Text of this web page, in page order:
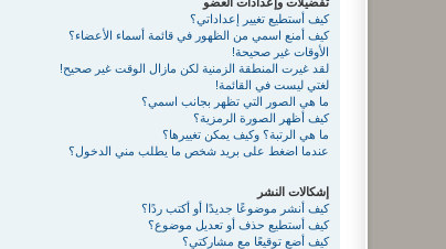
كيف أستطيع تغيير إعداداتي؟
كيف أمنع اسمي من الظهور في قائمة أسماء الأعضاء؟
الأوقات غير صحيحة!
لقد غيرت المنطقة الزمنية لكن مازال الوقت غير صحيح!
لغتي ليست في القائمة!
ما هي الصور التي تظهر بجانب اسمي؟
كيف أظهر الصورة الرمزية؟
ما هي الرتبة؟ وكيف يمكن تغييرها؟
عندما اضغط على بريد شخص ما يطلب مني الدخول؟
إشكالات النشر
كيف أنشر موضوعًا جديدًا أو أكتب ردًا؟
كيف أستطيع حذف أو تعديل موضوع؟
كيف أضع توقيعًا مع مشاركتي؟